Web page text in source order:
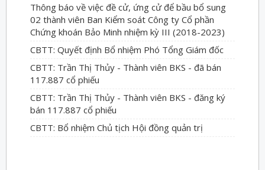
Thông báo về việc đề cử, ứng cử để bầu bổ sung
02 thành viên Ban Kiểm soát Công ty Cổ phần
Chứng khoán Bảo Minh nhiệm kỳ III (2018-2023)
CBTT: Quyết định Bổ nhiệm Phó Tổng Giám đốc
CBTT: Trần Thị Thủy - Thành viên BKS - đã bán
117.887 cổ phiếu
CBTT: Trần Thị Thủy - Thành viên BKS - đăng ký
bán 117.887 cổ phiếu
CBTT: Bổ nhiệm Chủ tịch Hội đồng quản trị